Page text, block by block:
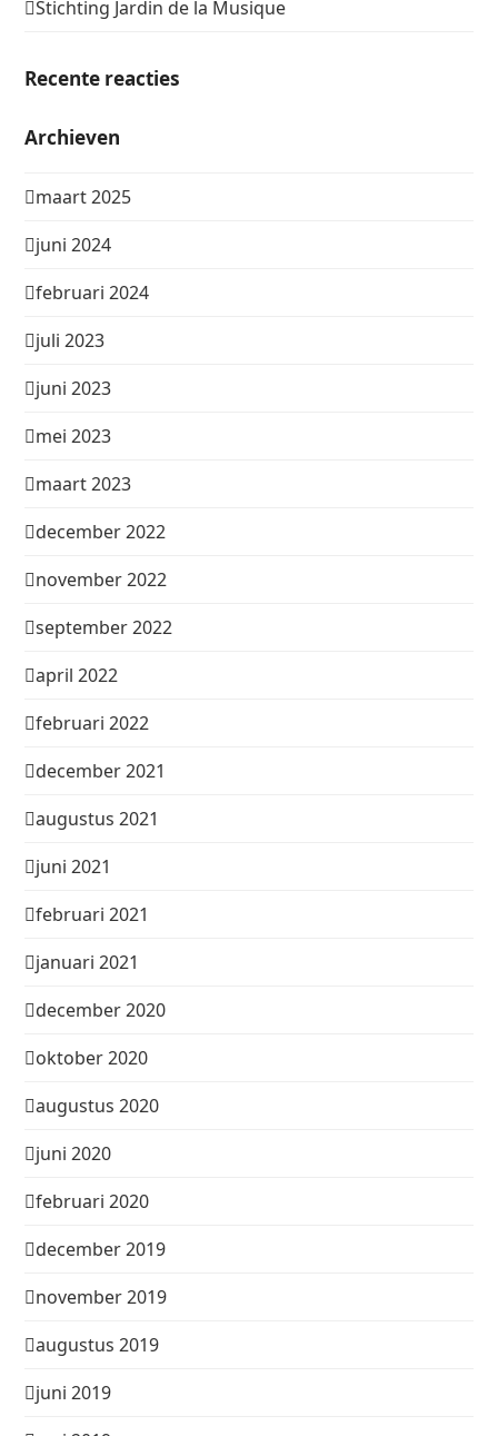
Stichting Jardin de la Musique
Recente reacties
Archieven
maart 2025
juni 2024
februari 2024
juli 2023
juni 2023
mei 2023
maart 2023
december 2022
november 2022
september 2022
april 2022
februari 2022
december 2021
augustus 2021
juni 2021
februari 2021
januari 2021
december 2020
oktober 2020
augustus 2020
juni 2020
februari 2020
december 2019
november 2019
augustus 2019
juni 2019